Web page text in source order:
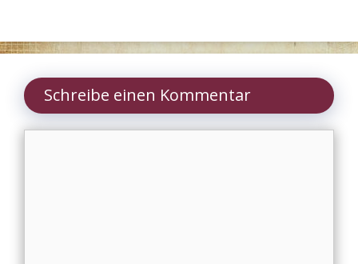
Schreibe einen Kommentar